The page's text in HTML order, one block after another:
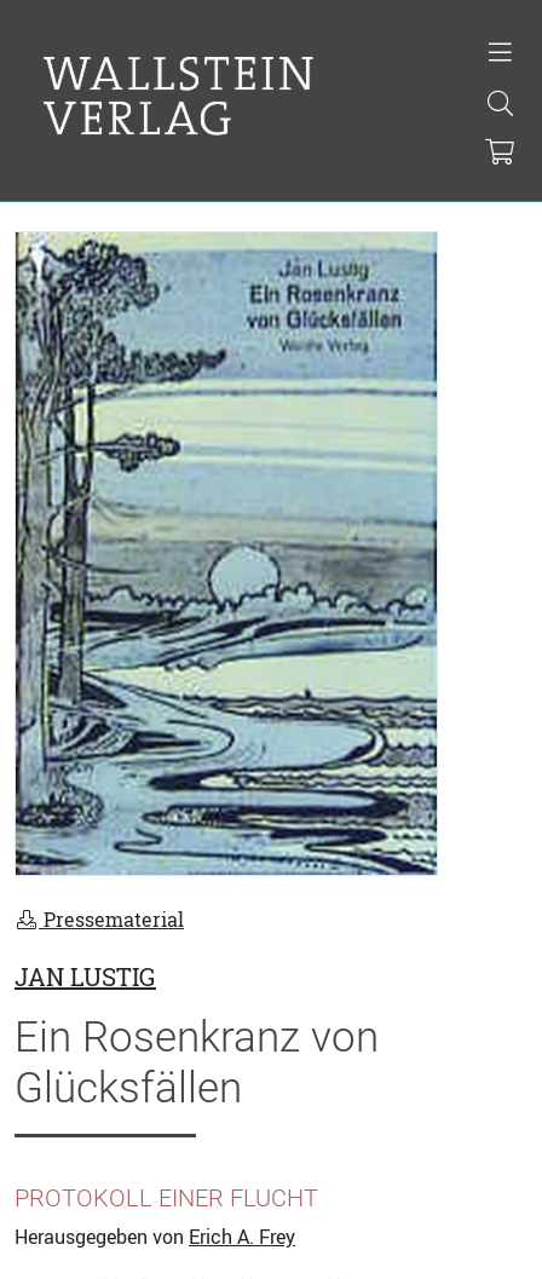
Pressematerial
JAN LUSTIG
Ein Rosenkranz von
Glücksfällen
PROTOKOLL EINER FLUCHT
Herausgegeben von Erich A. Frey